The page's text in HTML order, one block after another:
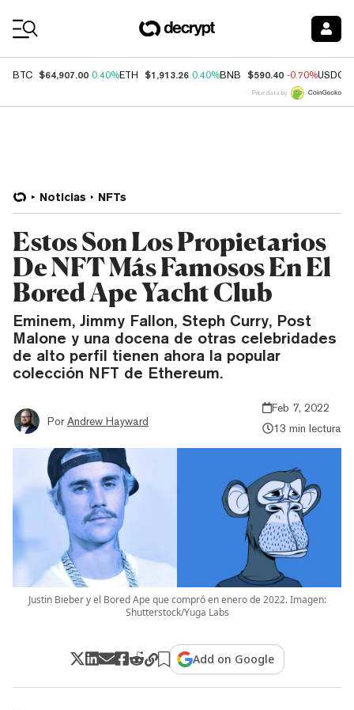
BTC $64,907.00 0.40%ETH $1,913.26 0.40%BNB $590.40 -0.70%USDC
Price data by
Noticias NFTs
Estos Son Los Propietarios
De NFT Más Famosos En El
Bored Ape Yacht Club
Eminem, Jimmy Fallon, Steph Curry, Post
Malone y una docena de otras celebridades
de alto perfil tienen ahora la popular
colección NFT de Ethereum.
Por Andrew Hayward
Feb 7, 2022
13 min lectura
Justin Bieber y el Bored Ape que compró en enero de 2022. Imagen:
Shutterstock/Yuga Labs
Add on Google